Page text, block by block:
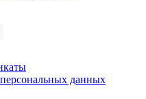
данных